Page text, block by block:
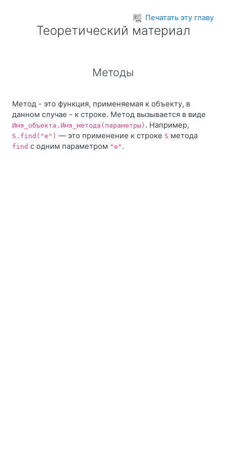
Печатать эту главу
Теоретический материал
Методы
Метод - это функция, применяемая к объекту, в
данном случае - к строке. Метод вызывается в виде
Имя_объекта.Имя_метода(параметры) . Например,
S.find("e") — это применение к строке S метода
find с одним параметром "e" .